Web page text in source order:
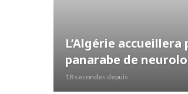
L’Algérie
panarabe de
18 secondes depuis